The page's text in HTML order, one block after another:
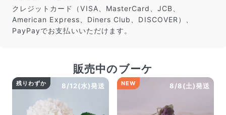
クレジットカード（VISA、MasterCard、JCB、
American Express、Diners Club、DISCOVER）、
PayPayでお支払いいただけます。
販売中のブーケ
8/12(水)発送
残りわずか 8/8(土)発送
NEW